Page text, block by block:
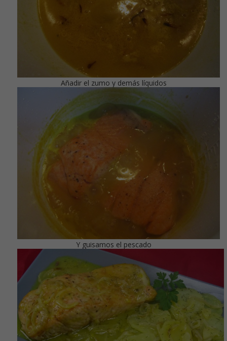
Añadir el zumo y demás líquidos
Y guisamos el pescado